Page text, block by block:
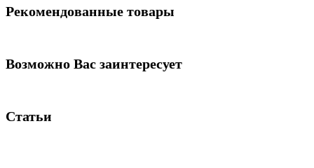
Рекомендованные товары
Возможно Вас заинтересует
Статьи